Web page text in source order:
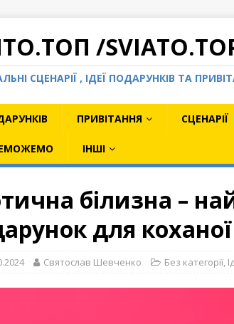
/
СЦЕНАРІЇ , ІДЕЇ ПОДАРУНКІВ ТА
ПРИВІТАННЯ СЦЕНАРІЇ
ІНШІ
білизна –
для коханої
Святослав Шевченко Без категорії,